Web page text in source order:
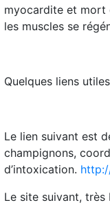
myocardite et mort
les muscles se
Quelques liens
Le lien suivant est
champignons,
d’intoxication.
Le site suivant,